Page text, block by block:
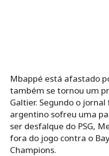
Mbappé está afastado
também se tornou um
Galtier. Segundo o jornal
argentino sofreu uma
ser desfalque do PSG,
fora do jogo contra o
Champions.